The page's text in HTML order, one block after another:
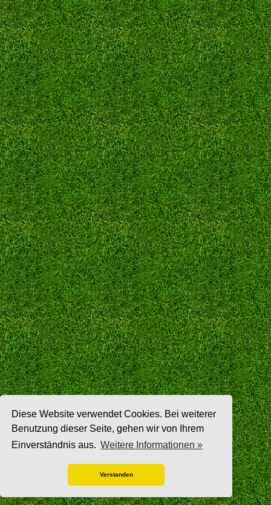
Diese Website verwendet Cookies. Bei weiterer
Benutzung dieser Seite, gehen wir von Ihrem
Einverständnis aus. Weitere Informationen »
Verstanden